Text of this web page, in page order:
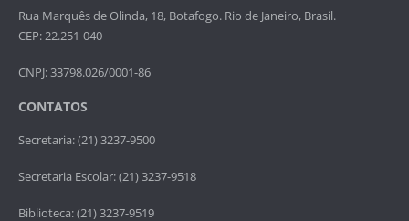
Rua Marquês de Olinda, 18, Botafogo. Rio de Janeiro, Brasil.
CEP: 22.251-040
CNPJ: 33798.026/0001-86
CONTATOS
Secretaria: (21) 3237-9500
Secretaria Escolar: (21) 3237-9518
Biblioteca: (21) 3237-9519